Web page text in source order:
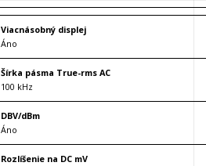
Viacnásobný displej
Áno
Šírka pásma True-rms AC
100 kHz
DBV/dBm
Áno
Rozlíšenie na DC mV